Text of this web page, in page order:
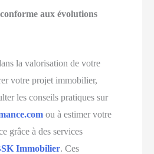
aux évolutions
la valorisation de votre
votre projet immobilier,
les conseils pratiques sur
ou à estimer votre
grâce à des services
Immobilier. Ces